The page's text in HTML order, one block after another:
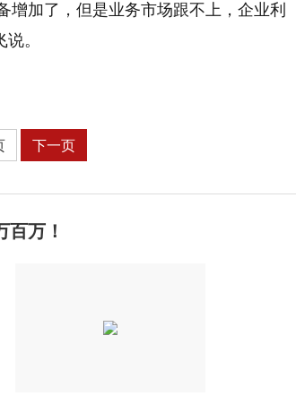
增加了，但是业务市场跟不上，企业利
。
下一页
万！